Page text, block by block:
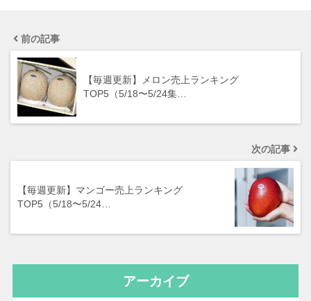
前の記事
【毎週更新】メロン売上ランキング
TOP5（5/18〜5/24集…
次の記事
【毎週更新】マンゴー売上ランキング
TOP5（5/18〜5/24…
アーカイブ